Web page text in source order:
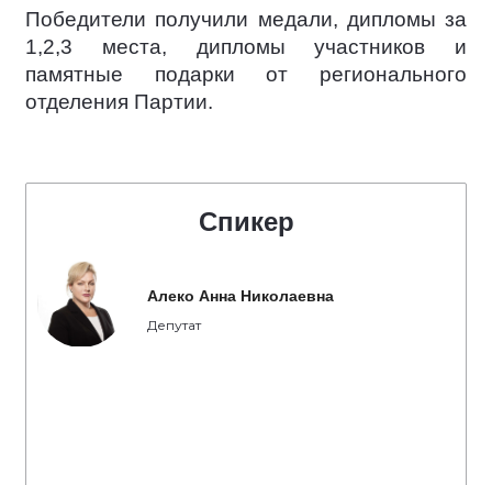
Победители получили медали, дипломы за
1,2,3 места, дипломы участников и
памятные подарки от регионального
отделения Партии.
Спикер
Алеко Анна Николаевна
Депутат